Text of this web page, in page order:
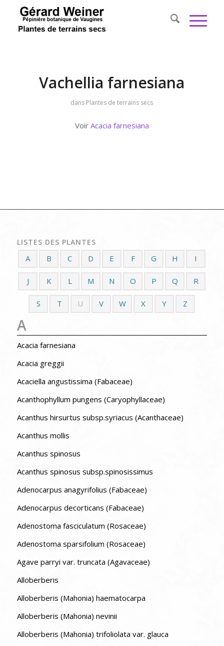
Vachellia farnesiana
dans Plantes de terrains secs
Voir Acacia farnesiana
LISTES DES PLANTES
A B C D E F G H I
J K L M N O P Q R
S T U V W X Y Z
A
Acacia farnesiana
Acacia greggii
Acaciella angustissima (Fabaceae)
Acanthophyllum pungens (Caryophyllaceae)
Acanthus hirsurtus subsp.syriacus (Acanthaceae)
Acanthus mollis
Acanthus spinosus
Acanthus spinosus subsp.spinosissimus
Adenocarpus anagyrifolius (Fabaceae)
Adenocarpus decorticans (Fabaceae)
Adenostoma fasciculatum (Rosaceae)
Adenostoma sparsifolium (Rosaceae)
Agave parryi var. truncata (Agavaceae)
Alloberberis
Alloberberis (Mahonia) haematocarpa
Alloberberis (Mahonia) nevinii
Alloberberis (Mahonia) trifoliolata var. glauca